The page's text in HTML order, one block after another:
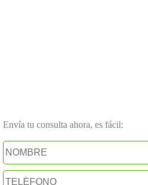
Envía tu consulta ahora, es fácil: